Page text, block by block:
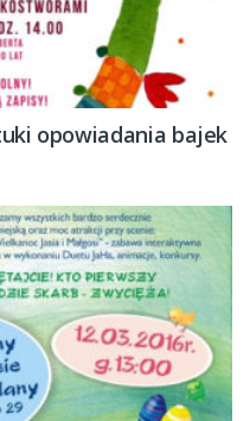
opowiadania bajek